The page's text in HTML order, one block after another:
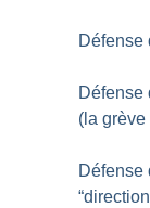
Défense
Défense
(la
Défense